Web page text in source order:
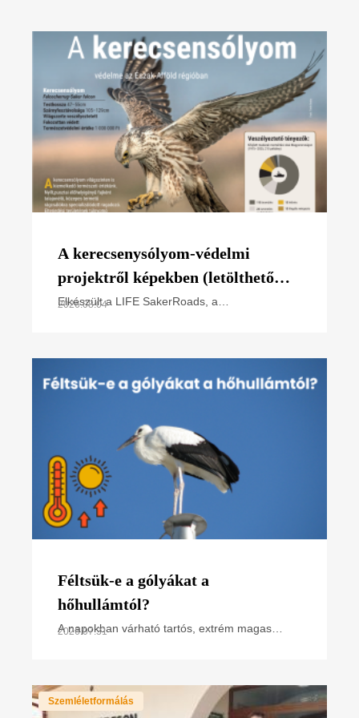
A kerecsenysólyom-védelmi
projektről képekben (letölthető
poszter)
Elkészült a LIFE SakerRoads, a
2026.08.04
Féltsük-e a gólyákat a
hőhullámtól?
A napokban várható tartós, extrém magas
2026.07.31
Szemléletformálás